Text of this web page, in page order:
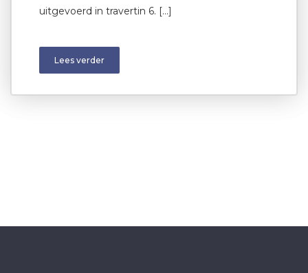
uitgevoerd in travertin 6. […]
Lees verder